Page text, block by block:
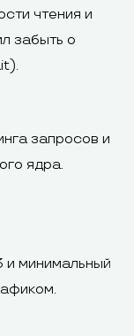
чтения и
забыть о
запросов и
ядра.
минимальный